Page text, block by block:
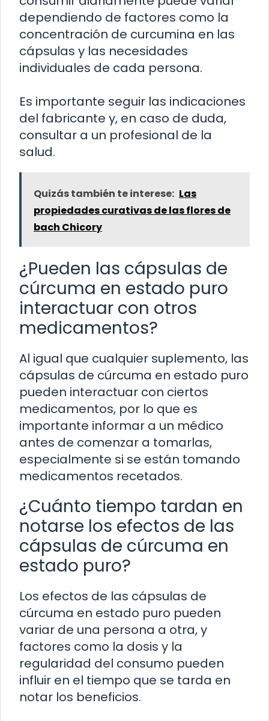
dependiendo de factores como la
concentración de curcumina en las
cápsulas y las necesidades
individuales de cada persona.
Es importante seguir las indicaciones
del fabricante y, en caso de duda,
consultar a un profesional de la
salud.
Quizás también te interese: Las
propiedades curativas de las flores de
bach Chicory
¿Pueden las cápsulas de
cúrcuma en estado puro
interactuar con otros
medicamentos?
Al igual que cualquier suplemento, las
cápsulas de cúrcuma en estado puro
pueden interactuar con ciertos
medicamentos, por lo que es
importante informar a un médico
antes de comenzar a tomarlas,
especialmente si se están tomando
medicamentos recetados.
¿Cuánto tiempo tardan en
notarse los efectos de las
cápsulas de cúrcuma en
estado puro?
Los efectos de las cápsulas de
cúrcuma en estado puro pueden
variar de una persona a otra, y
factores como la dosis y la
regularidad del consumo pueden
influir en el tiempo que se tarda en
notar los beneficios.